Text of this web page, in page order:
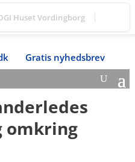
Huset Vordingborg
Gratis nyhedsbrev
omkring